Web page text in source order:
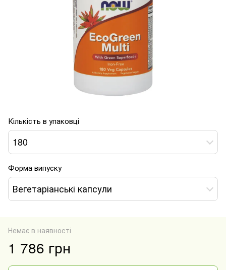
Кількість в упаковці
180
Форма випуску
Вегетаріанські капсули
Немає в наявності
1 786 грн